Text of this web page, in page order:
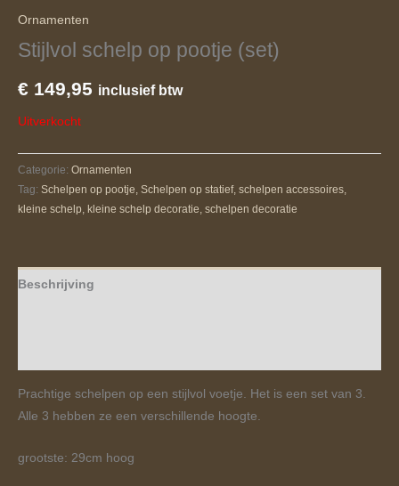
Ornamenten
Stijlvol schelp op pootje (set)
€ 149,95 inclusief btw
Uitverkocht
Categorie: Ornamenten
Tag: Schelpen op pootje, Schelpen op statief, schelpen accessoires,
kleine schelp, kleine schelp decoratie, schelpen decoratie
Beschrijving
Prachtige schelpen op een stijlvol voetje. Het is een set van 3.
Alle 3 hebben ze een verschillende hoogte.
grootste: 29cm hoog